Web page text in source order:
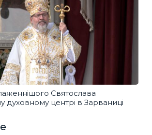
Святослава
духовному центрі в Зарваниці